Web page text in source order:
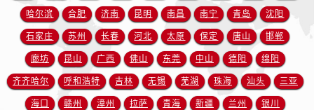
哈尔滨 合肥 济南 昆明 南昌 南宁 青岛 沈阳
石家庄 苏州 长春 河北 太原 保定 唐山 邯郸
廊坊 昆山 广西 佛山 东莞 中山 德阳 绵阳
齐齐哈尔 呼和浩特 吉林 无锡 芜湖 珠海 汕头 三亚
海口 赣州 漳州 拉萨 青海 新疆 兰州 银川